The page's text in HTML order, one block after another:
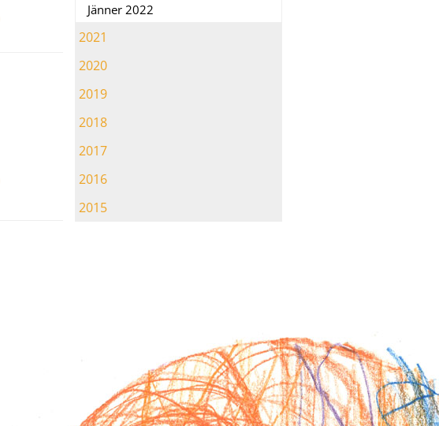
Jänner 2022
2021
2020
2019
2018
2017
2016
2015